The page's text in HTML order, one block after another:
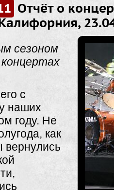
Отчёт о
сезоном
с
наших
году. Не
как
вернулись